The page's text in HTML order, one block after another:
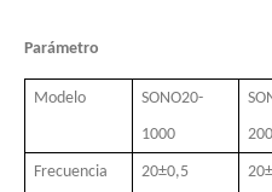
Parámetro
Modelo
SONO20-
1000
Frecuencia
20±0,5